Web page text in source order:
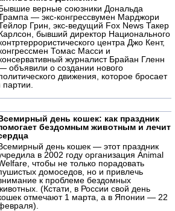
верные союзники Дональда
— экс-конгрессвумен Марджори
Грин, экс-ведущий Fox News Такер
бывший директор Национального
центра Джо Кент,
Томас Масси и
журналист Брайан Гленн
объявили о создании нового
движения, которое бросает
день кошек: как праздник
бездомным животным и лечит
день кошек — этот праздник
в 2002 году организация Animal
чтобы не только порадовать
домоседов, но и привлечь
к проблеме бездомных
(Кстати, в России свой день
отмечают 1 марта, а в Японии — 22